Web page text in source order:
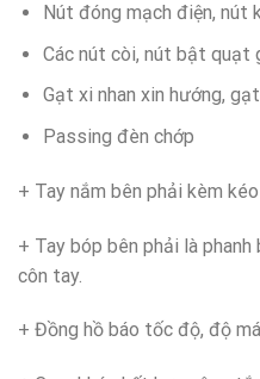
Nút đóng mạch điện, nút
Các nút còi, nút bật quạt
Gạt xi nhan xin hướng,
Passing đèn chớp
+ Tay nắm bên phải kèm
+ Tay bóp bên phải là
côn tay.
+ Đồng hồ báo tốc độ, độ